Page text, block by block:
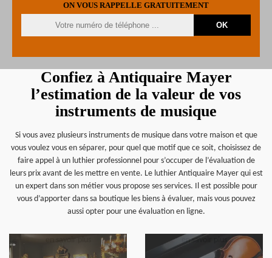
ON VOUS RAPPELLE GRATUITEMENT
Confiez à Antiquaire Mayer
l’estimation de la valeur de vos
instruments de musique
Si vous avez plusieurs instruments de musique dans votre maison et que
vous voulez vous en séparer, pour quel que motif que ce soit, choisissez de
faire appel à un luthier professionnel pour s’occuper de l’évaluation de
leurs prix avant de les mettre en vente. Le luthier Antiquaire Mayer qui est
un expert dans son métier vous propose ses services. Il est possible pour
vous d’apporter dans sa boutique les biens à évaluer, mais vous pouvez
aussi opter pour une évaluation en ligne.
en savoir plus en savoir plus